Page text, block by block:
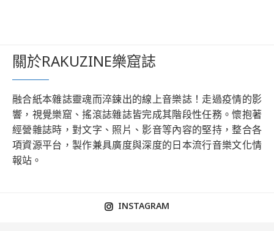
關於RAKUZINE樂窟誌
融合紙本雜誌靈魂而淬鍊出的線上音樂誌！走過疫情的影
響，視覺樂窟、搖滾誌雜誌皆完成其階段性任務。懷抱著
經營雜誌時，對文字、照片、影音等內容的堅持，整合各
項資源平台，製作兼具廣度與深度的日本流行音樂文化情
報站。
INSTAGRAM